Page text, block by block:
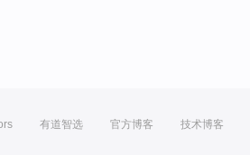
有道智选 官方博客 技术博客